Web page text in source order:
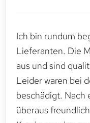
Ich bin rundum
Lieferanten. Die
aus und sind
Leider waren bei
beschädigt. Nach
überaus